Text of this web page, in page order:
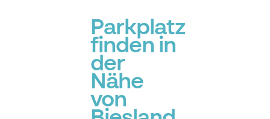
Parkplatz
finden in
der
Nähe
von